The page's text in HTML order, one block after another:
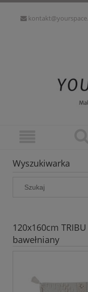
Wyszukiwarka
120x160cm
bawełniany